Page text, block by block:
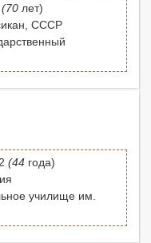
(70 лет)
СССР
(44 года)
училище им.